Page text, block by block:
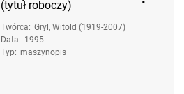
(tytuł roboczy)
Twórca: Gryl, Witold (1919-2007)
Data: 1995
Typ: maszynopis